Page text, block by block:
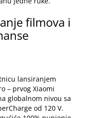
filmova i
lansiranjem
– prvog Xiaomi
globalnom nivou sa
od 120 V.